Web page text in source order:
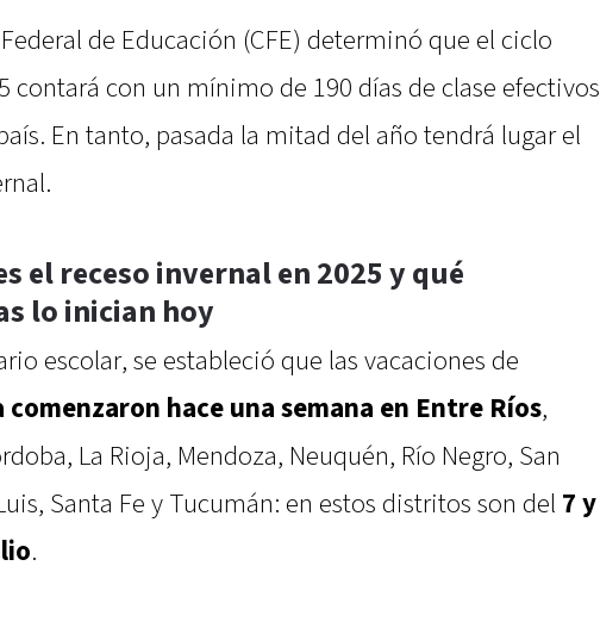
de Educación (CFE) determinó que el ciclo
contará con un mínimo de 190 días de clase efectivos
En tanto, pasada la mitad del año tendrá lugar el
el receso invernal en 2025 y qué
lo inician hoy
escolar, se estableció que las vacaciones de
comenzaron hace una semana en Entre Ríos,
La Rioja, Mendoza, Neuquén, Río Negro, San
Santa Fe y Tucumán: en estos distritos son del 7 y
.